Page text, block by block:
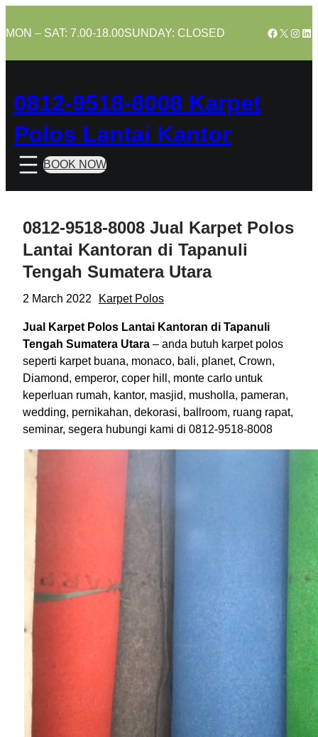
to
MON – SAT: 7.00-18.00SUNDAY: CLOSED Facebook
X
0812-9518-8008 Karpet
Polos Lantai Kantor
BOOK NOW
0812-9518-8008 Jual Karpet Polos
Lantai Kantoran di Tapanuli
Tengah Sumatera Utara
2 March 2022 Karpet Polos
Jual Karpet Polos Lantai Kantoran di Tapanuli
Tengah Sumatera Utara – anda butuh karpet polos
seperti karpet buana, monaco, bali, planet, Crown,
Diamond, emperor, coper hill, monte carlo untuk
keperluan rumah, kantor, masjid, musholla, pameran,
wedding, pernikahan, dekorasi, ballroom, ruang rapat,
seminar, segera hubungi kami di 0812-9518-8008